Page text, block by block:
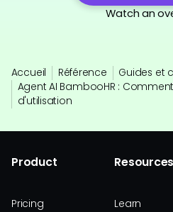
Watch an
Accueil Référence
Guides et
Agent AI BambooHR :
d'utilisation
Product
Pricing
Resources
Learn